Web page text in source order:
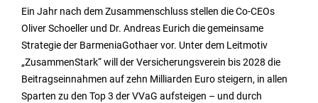
Ein Jahr nach dem Zusammenschluss stellen die Co-CEOs
Oliver Schoeller und Dr. Andreas Eurich die gemeinsame
Strategie der BarmeniaGothaer vor. Unter dem Leitmotiv
„ZusammenStark“ will der Versicherungsverein bis 2028 die
Beitragseinnahmen auf zehn Milliarden Euro steigern, in allen
Sparten zu den Top 3 der VVaG aufsteigen – und durch